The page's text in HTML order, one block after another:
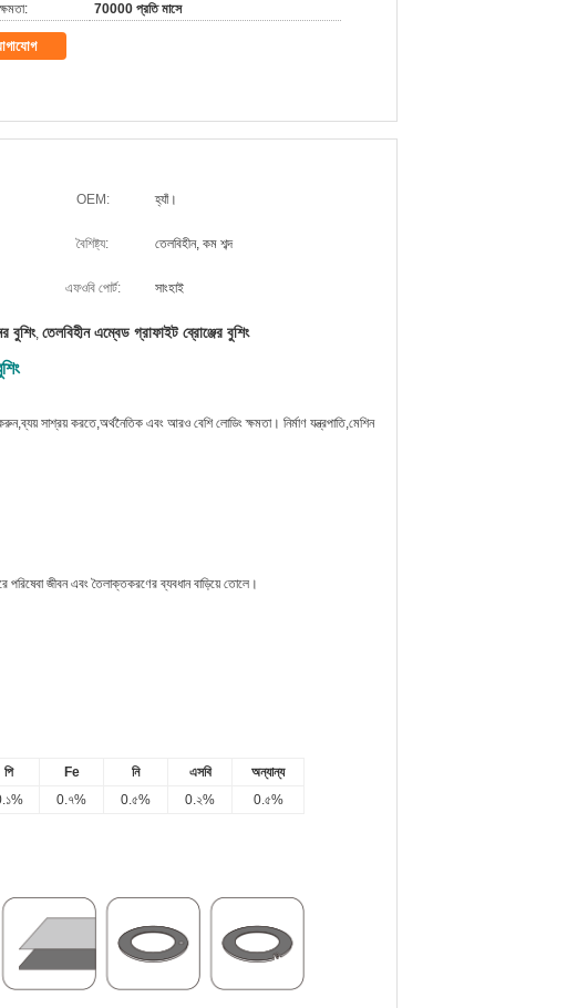
70000 প্রতি মাসে
OEM: হ্যাঁ।
বৈশিষ্ট্য: তেলবিহীন, কম শব্দ
এফওবি পোর্ট: সাংহাই
বুশিং, তেলবিহীন এম্বেড গ্রাফাইট ব্রোঞ্জের বুশিং
সাশ্রয় করতে,অর্থনৈতিক এবং আরও বেশি লোডিং ক্ষমতা। নির্মাণ যন্ত্রপাতি,মেশিন
জীবন এবং তৈলাক্তকরণের ব্যবধান বাড়িয়ে তোলে।
পি Fe নি এসবি
অন্যান্য
0.৭% 0.৫% 0.২% 0.৫%